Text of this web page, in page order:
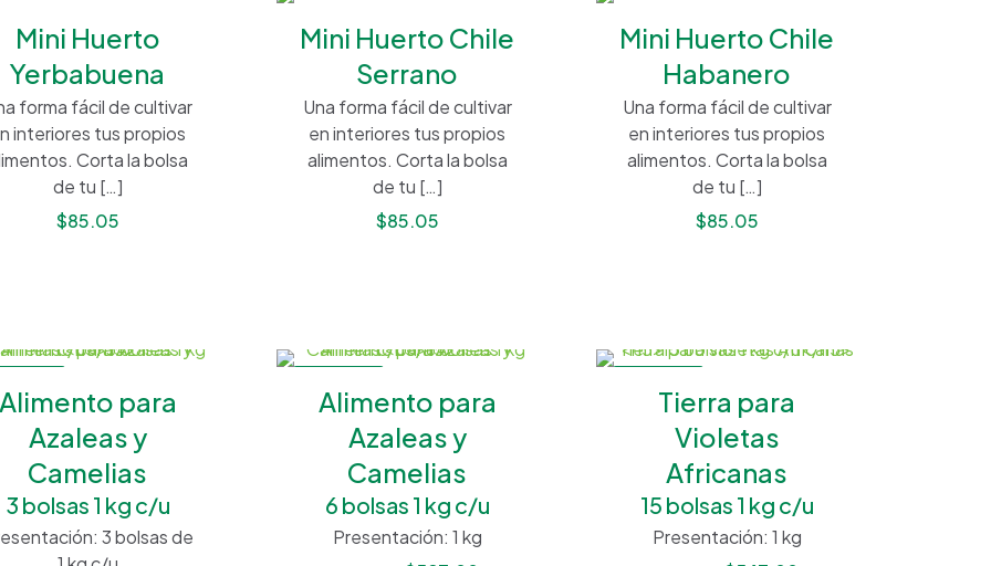
Mini Huerto
Yerbabuena
forma fácil de cultivar
interiores tus propios
Corta la bolsa
de tu […]
$85.05
Mini Huerto Chile
Serrano
Una forma fácil de cultivar
en interiores tus propios
alimentos. Corta la bolsa
de tu […]
$85.05
Mini Huerto Chile
Habanero
Una forma fácil de cultivar
en interiores tus propios
alimentos. Corta la bolsa
de tu […]
$85.05
Alimento para
Azaleas y
Camelias
3 bolsas 1 kg c/u
3 bolsas de
Alimento para
Azaleas y
Camelias
6 bolsas 1 kg c/u
Presentación: 1 kg
Tierra para
Violetas
Africanas
15 bolsas 1 kg c/u
Presentación: 1 kg